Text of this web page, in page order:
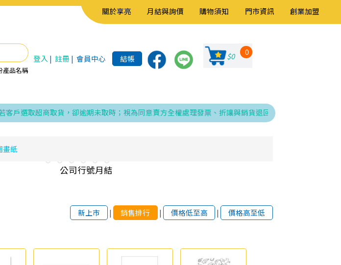
關於享亮 月結與詢價 購物須知 門市資訊 創業加盟
產品名稱
登入 | 註冊 | 會員中心 結帳 $0 0
取超商取貨，卻逾期未取時；視為同意賣方全權處理發票、折讓與銷貨退回之相關程序，特此告知！
畫紙
新上市 | 銷售排行 | 價格低至高 | 價格高至低